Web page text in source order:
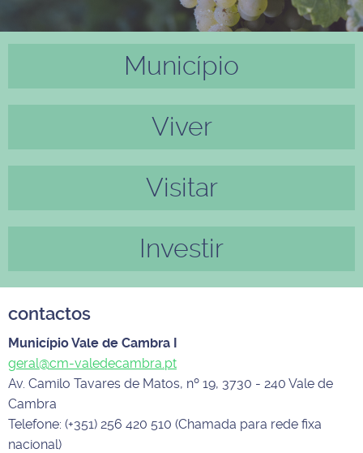
Município
Viver
Visitar
Investir
contactos
Município Vale de Cambra I
geral@cm-valedecambra.pt
Av. Camilo Tavares de Matos, nº 19, 3730 - 240 Vale de
Cambra
Telefone: (+351) 256 420 510 (Chamada para rede fixa
nacional)